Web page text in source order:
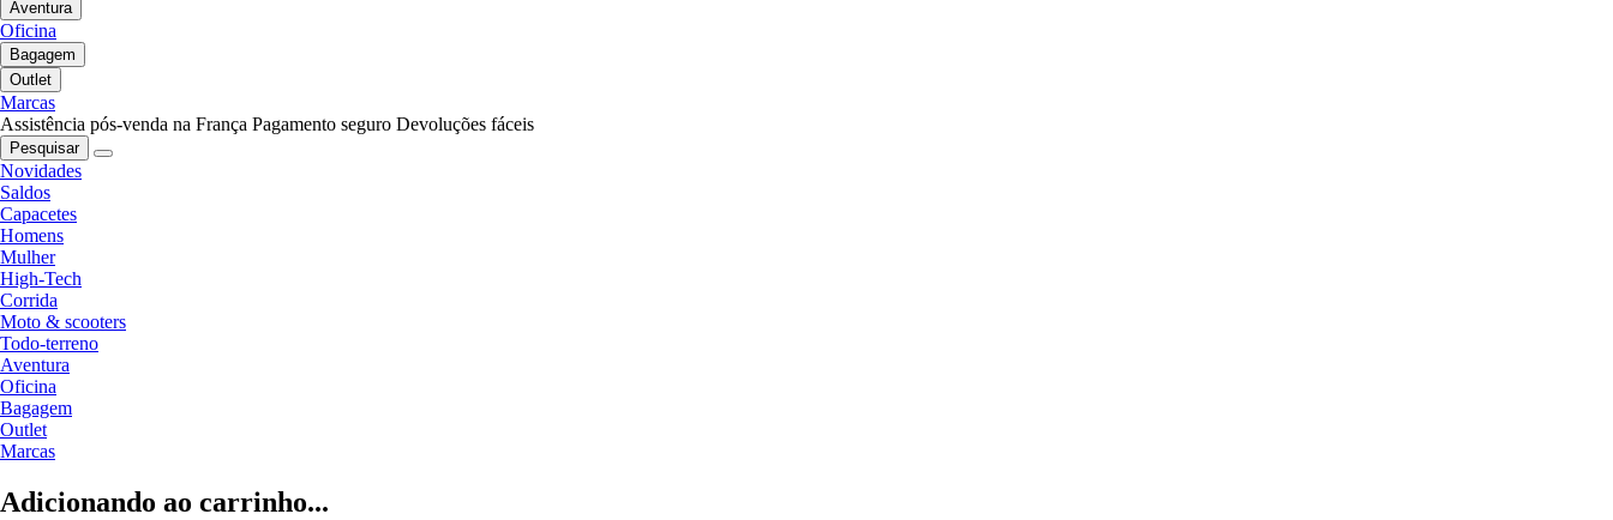
Aventura
Oficina
Bagagem
Outlet
Marcas
Assistência pós-venda na França Pagamento seguro Devoluções fáceis
Pesquisar
Novidades
Saldos
Capacetes
Homens
Mulher
High-Tech
Corrida
Moto & scooters
Todo-terreno
Aventura
Oficina
Bagagem
Outlet
Marcas
Adicionando ao carrinho...